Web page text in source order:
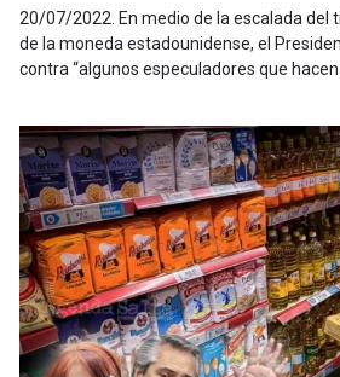
20/07/2022 En medio de la escalada del
de la moneda estadounidense, el
contra “algunos especuladores que hacen